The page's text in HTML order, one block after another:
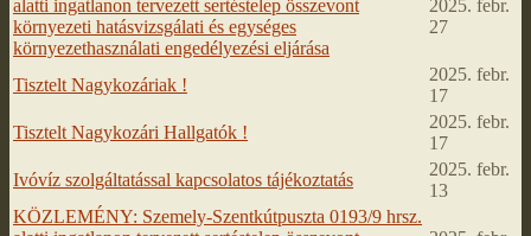
alatti ingatlanon tervezett sertéstelep összevont
környezeti hatásvizsgálati és egységes
környezethasználati engedélyezési eljárása
2025. febr.
27
Tisztelt Nagykozáriak !
2025. febr.
17
Tisztelt Nagykozári Hallgatók !
2025. febr.
17
Ivóvíz szolgáltatással kapcsolatos tájékoztatás
2025. febr.
13
KÖZLEMÉNY: Szemely-Szentkútpuszta 0193/9 hrsz.